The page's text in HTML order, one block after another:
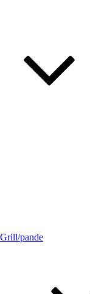
pande